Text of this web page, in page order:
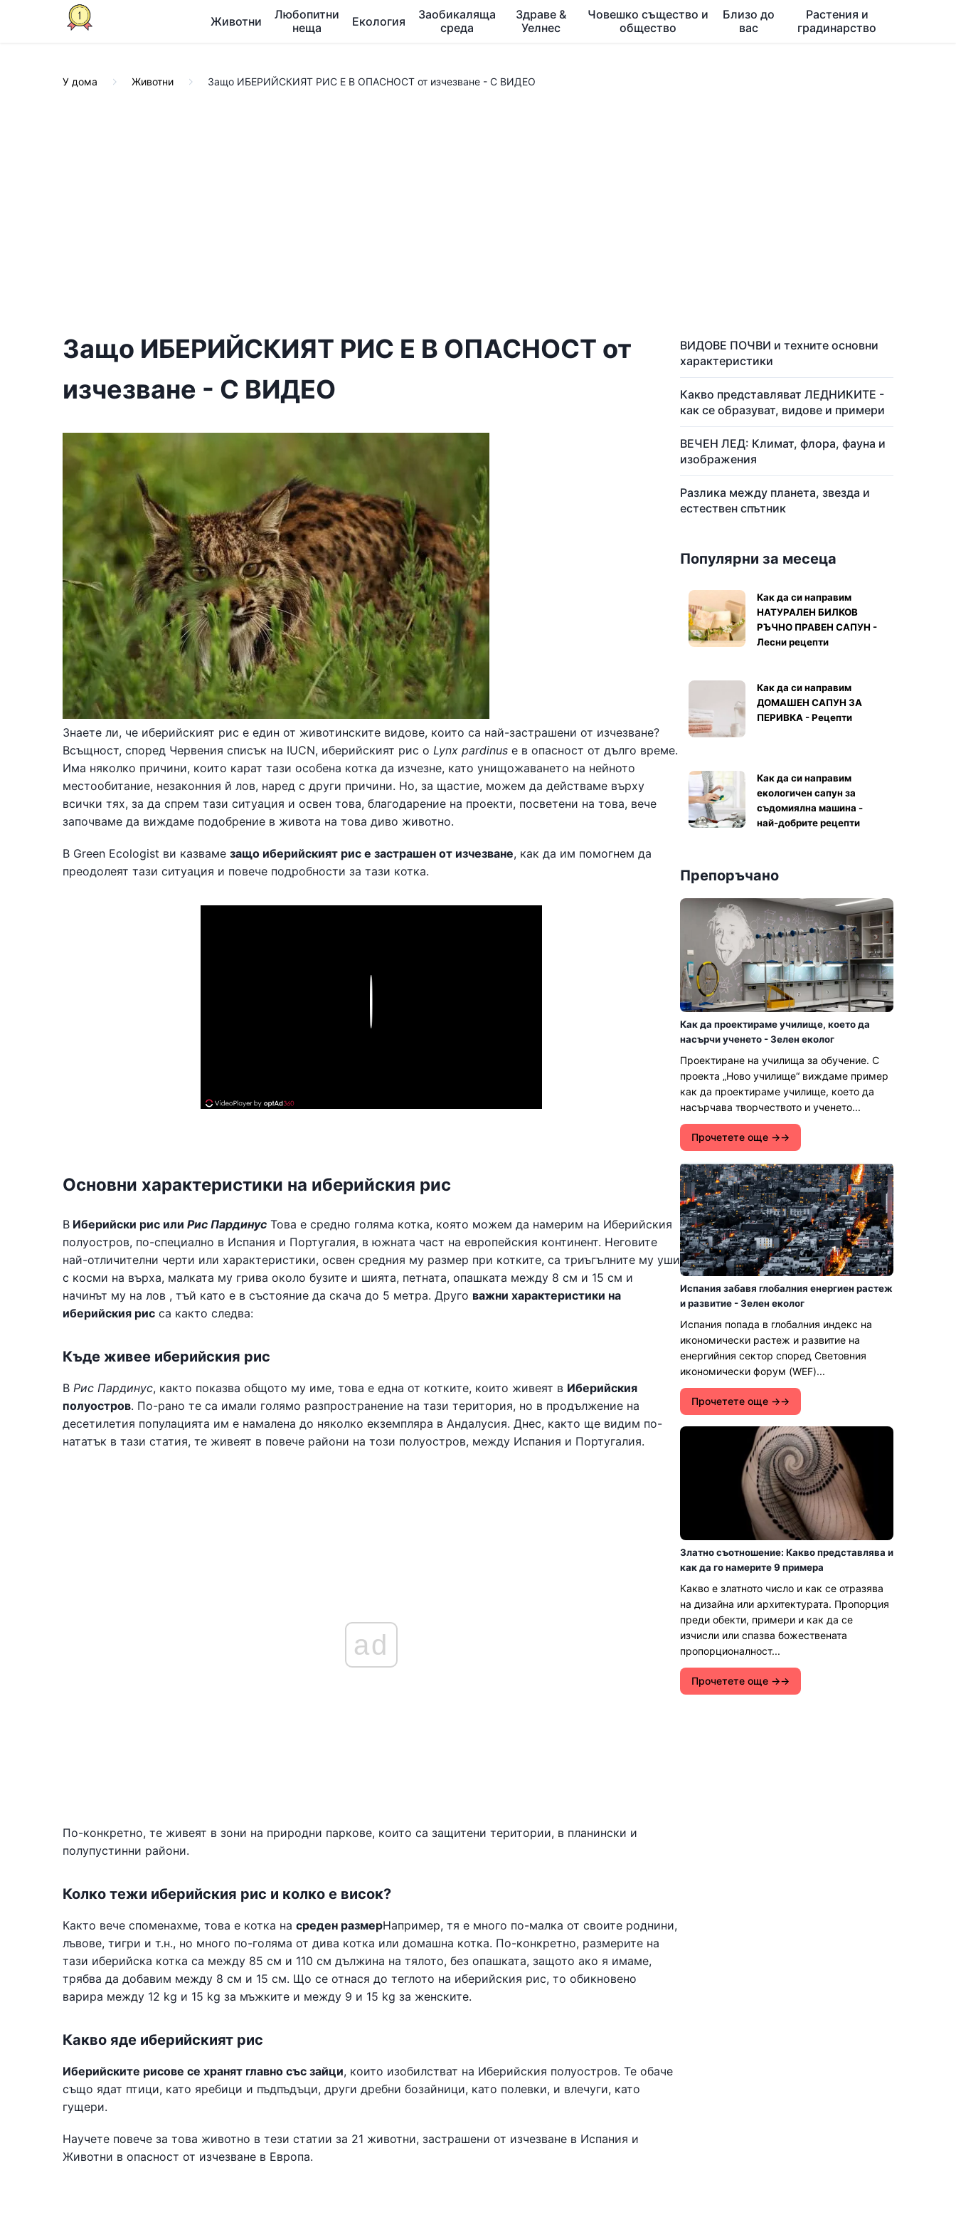
Животни
Любопитни
неща
Екология
Заобикаляща
среда
Здраве &
Уелнес
Човешко същество и
общество
Близо до
вас
Растения и
градинарство
У дома Животни Защо ИБЕРИЙСКИЯТ РИС Е В ОПАСНОСТ от изчезване - С ВИДЕО
Защо ИБЕРИЙСКИЯТ РИС Е В ОПАСНОСТ от
изчезване - С ВИДЕО
Знаете ли, че иберийският рис е един от животинските видове, които са най-застрашени от изчезване?
Всъщност, според Червения списък на IUCN, иберийският рис o Lynx pardinus е в опасност от дълго време.
Има няколко причини, които карат тази особена котка да изчезне, като унищожаването на нейното
местообитание, незаконния й лов, наред с други причини. Но, за щастие, можем да действаме върху
всички тях, за да спрем тази ситуация и освен това, благодарение на проекти, посветени на това, вече
започваме да виждаме подобрение в живота на това диво животно.
В Green Ecologist ви казваме защо иберийският рис е застрашен от изчезване, как да им помогнем да
преодолеят тази ситуация и повече подробности за тази котка.
Основни характеристики на иберийския рис
В Иберийски рис или Рис Пардинус Това е средно голяма котка, която можем да намерим на Иберийския
полуостров, по-специално в Испания и Португалия, в южната част на европейския континент. Неговите
най-отличителни черти или характеристики, освен средния му размер при котките, са триъгълните му уши
с косми на върха, малката му грива около бузите и шията, петната, опашката между 8 см и 15 см и
начинът му на лов , тъй като е в състояние да скача до 5 метра. Друго важни характеристики на
иберийския рис са както следва:
Къде живее иберийския рис
В Рис Пардинус, както показва общото му име, това е една от котките, които живеят в Иберийския
полуостров. По-рано те са имали голямо разпространение на тази територия, но в продължение на
десетилетия популацията им е намалена до няколко екземпляра в Андалусия. Днес, както ще видим по-
нататък в тази статия, те живеят в повече райони на този полуостров, между Испания и Португалия.
ad
По-конкретно, те живеят в зони на природни паркове, които са защитени територии, в планински и
полупустинни райони.
Колко тежи иберийския рис и колко е висок?
Както вече споменахме, това е котка на среден размерНапример, тя е много по-малка от своите роднини,
лъвове, тигри и т.н., но много по-голяма от дива котка или домашна котка. По-конкретно, размерите на
тази иберийска котка са между 85 см и 110 см дължина на тялото, без опашката, защото ако я имаме,
трябва да добавим между 8 см и 15 см. Що се отнася до теглото на иберийския рис, то обикновено
варира между 12 kg и 15 kg за мъжките и между 9 и 15 kg за женските.
Какво яде иберийският рис
Иберийските рисове се хранят главно със зайци, които изобилстват на Иберийския полуостров. Те обаче
също ядат птици, като яребици и пъдпъдъци, други дребни бозайници, като полевки, и влечуги, като
гущери.
Научете повече за това животно в тези статии за 21 животни, застрашени от изчезване в Испания и
Животни в опасност от изчезване в Европа.
ВИДОВЕ ПОЧВИ и техните основни
характеристики
Какво представляват ЛЕДНИКИТЕ -
как се образуват, видове и примери
ВЕЧЕН ЛЕД: Климат, флора, фауна и
изображения
Разлика между планета, звезда и
естествен спътник
Популярни за месеца
Как да си направим
НАТУРАЛЕН БИЛКОВ
РЪЧНО ПРАВЕН САПУН -
Лесни рецепти
Как да си направим
ДОМАШЕН САПУН ЗА
ПЕРИВКА - Рецепти
Как да си направим
екологичен сапун за
съдомиялна машина -
най-добрите рецепти
Препоръчано
Как да проектираме училище, което да
насърчи ученето - Зелен еколог
Проектиране на училища за обучение. С
проекта „Ново училище“ виждаме пример
как да проектираме училище, което да
насърчава творчеството и ученето...
Прочетете още →
Испания забавя глобалния енергиен растеж
и развитие - Зелен еколог
Испания попада в глобалния индекс на
икономически растеж и развитие на
енергийния сектор според Световния
икономически форум (WEF)...
Прочетете още →
Златно съотношение: Какво представлява и
как да го намерите 9 примера
Какво е златното число и как се отразява
на дизайна или архитектурата. Пропорция
преди обекти, примери и как да се
изчисли или спазва божествената
пропорционалност...
Прочетете още →